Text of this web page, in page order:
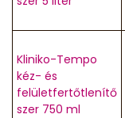
Kliniko-Tempo
kéz- és
felületfertőtlenítő
szer 750 ml